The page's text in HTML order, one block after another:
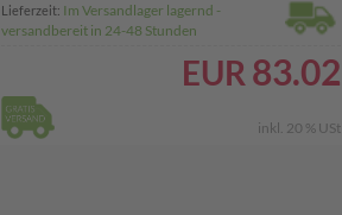
Lieferzeit: Im Versandlager lagernd -
versandbereit in 24-48 Stunden
EUR 83.02
inkl. 20 % USt